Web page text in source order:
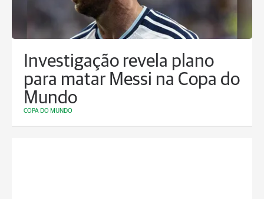
Investigação revela plano
para matar Messi na Copa do
Mundo
COPA DO MUNDO